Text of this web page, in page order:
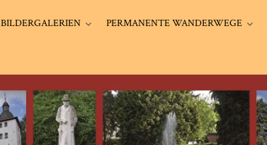
BILDERGALERIEN PERMANENTE WANDERWEGE